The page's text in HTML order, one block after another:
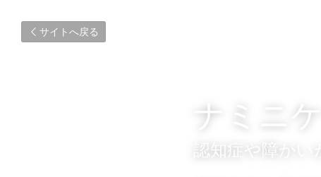
サイトへ戻る
ナミニ
認知症や障が